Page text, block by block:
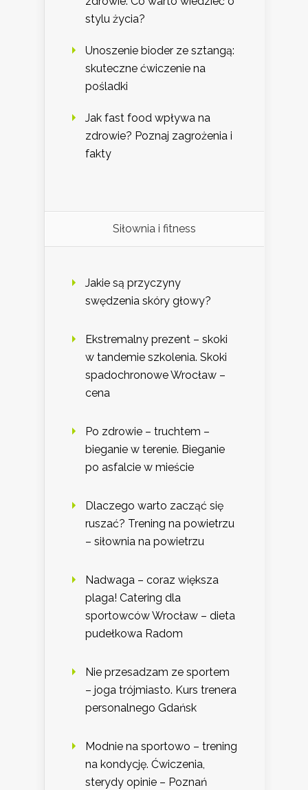
stylu życia?
Unoszenie bioder ze sztangą:
skuteczne ćwiczenie na
pośladki
Jak fast food wpływa na
zdrowie? Poznaj zagrożenia i
fakty
Siłownia i fitness
Jakie są przyczyny
swędzenia skóry głowy?
Ekstremalny prezent – skoki
w tandemie szkolenia. Skoki
spadochronowe Wrocław –
cena
Po zdrowie – truchtem –
bieganie w terenie. Bieganie
po asfalcie w mieście
Dlaczego warto zacząć się
ruszać? Trening na powietrzu
– siłownia na powietrzu
Nadwaga – coraz większa
plaga! Catering dla
sportowców Wrocław – dieta
pudełkowa Radom
Nie przesadzam ze sportem
– joga trójmiasto. Kurs trenera
personalnego Gdańsk
Modnie na sportowo – trening
na kondycję. Ćwiczenia,
sterydy opinie – Poznań